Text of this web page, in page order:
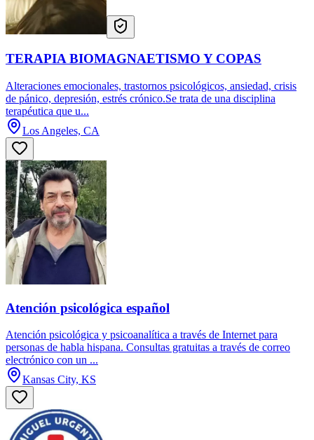
TERAPIA BIOMAGNAETISMO Y COPAS
Alteraciones emocionales, trastornos psicológicos, ansiedad, crisis
de pánico, depresión, estrés crónico.Se trata de una disciplina
terapéutica que u...
Los Angeles, CA
Atención psicológica español
Atención psicológica y psicoanalítica a través de Internet para
personas de habla hispana. Consultas gratuitas a través de correo
electrónico con un ...
Kansas City, KS